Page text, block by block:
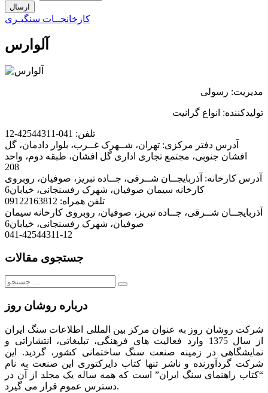
کارخانجــات سنگبـری
آلوارس
مدیریت: رسولی
تولیدکننده: انواع گرانیت
تلفن: 041-42544311-12
آدرس دفتر مرکزی: تهران، شــهرک غــرب، بلوار دادمان، گل
افشان جنوبی، مجتمع تجاری اداری گل افشان، طبقه دوم، واحد
208
آدرس کارخانه: آذربایجــان شــرقی، جــاده تبریز، صوفیان، روبروی
کارخانه سیمان صوفیان، شهرک رفسنجانی، خیابان6
تلفن همراه: 09122163812
آذربایجــان شــرقی، جــاده تبریز، صوفیان، روبروی کارخانه سیمان
صوفیان، شهرک رفسنجانی، خیابان6
041-42544311-12
جستجوی مقالات
جستجو
درباره روشان روز
شرکت روشان روز به عنوان مرکز بین المللی اطلاعات سنگ ایران
از سال 1375 وارد فعالیت های فرهنگی، تبلیغاتی، انتشاراتی و
نمایشگاهی در زمینه صنعت سنگ ساختمانی کشور، گردید. این
شرکت گردآورنده و ناشر تنها کتاب دایرکتوری این صنعت به نام
“کتاب راهنمای سنگ ایران” است که همه ساله یک مجلد از آن در
دسترس عموم قرار می گیرد.